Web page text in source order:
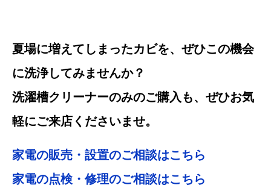
夏場に増えてしまったカビを、ぜひこの機会
に洗浄してみませんか？
洗濯槽クリーナーのみのご購入も、ぜひお気
軽にご来店くださいませ。
家電の販売・設置のご相談はこちら
家電の点検・修理のご相談はこちら